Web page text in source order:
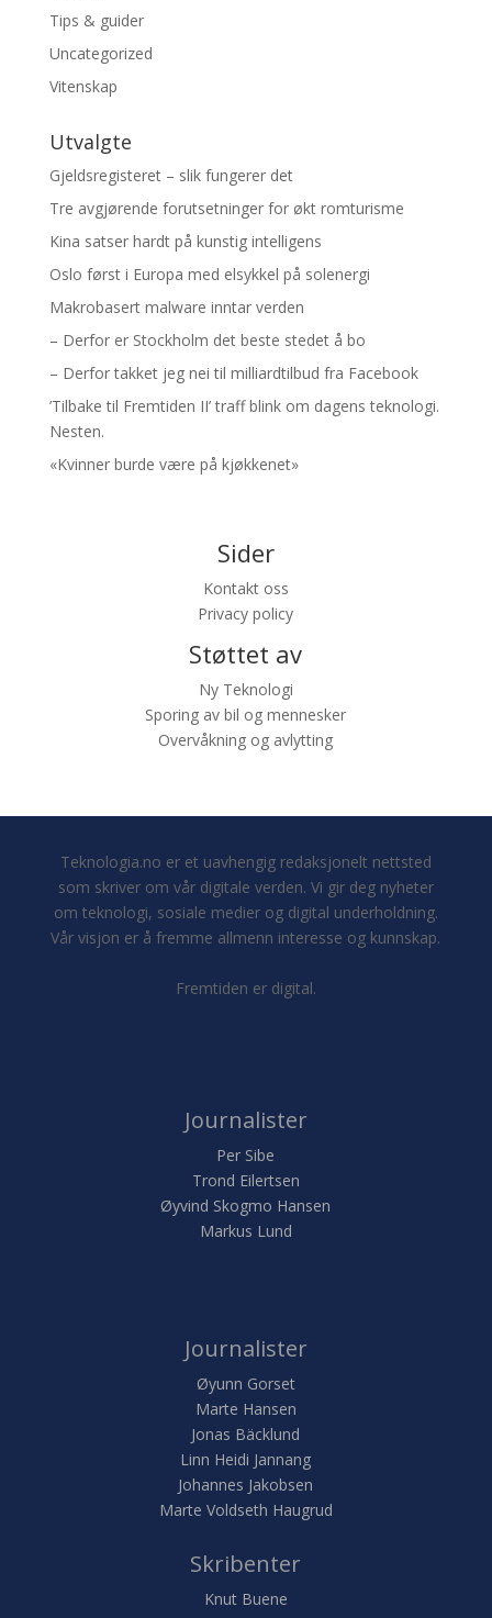
Tips & guider
Uncategorized
Vitenskap
Utvalgte
Gjeldsregisteret – slik fungerer det
Tre avgjørende forutsetninger for økt romturisme
Kina satser hardt på kunstig intelligens
Oslo først i Europa med elsykkel på solenergi
Makrobasert malware inntar verden
– Derfor er Stockholm det beste stedet å bo
– Derfor takket jeg nei til milliardtilbud fra Facebook
’Tilbake til Fremtiden II’ traff blink om dagens teknologi.
Nesten.
«Kvinner burde være på kjøkkenet»
Sider
Kontakt oss
Privacy policy
Støttet av
Ny Teknologi
Sporing av bil og mennesker
Overvåkning og avlytting
Teknologia.no er et uavhengig redaksjonelt nettsted
som skriver om vår digitale verden. Vi gir deg nyheter
om teknologi, sosiale medier og digital underholdning.
Vår visjon er å fremme allmenn interesse og kunnskap.
Fremtiden er digital.
Journalister
Per Sibe
Trond Eilertsen
Øyvind Skogmo Hansen
Markus Lund
Journalister
Øyunn Gorset
Marte Hansen
Jonas Bäcklund
Linn Heidi Jannang
Johannes Jakobsen
Marte Voldseth Haugrud
Skribenter
Knut Buene